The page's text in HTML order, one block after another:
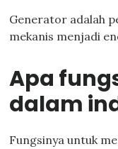
Generator adalah
mekanis menjadi
Apa
dalam
Fungsinya untuk